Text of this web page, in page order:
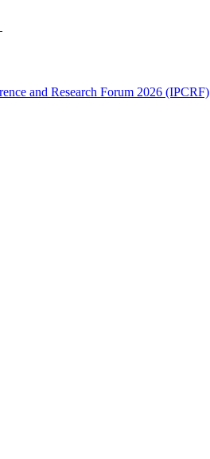
and Research Forum 2026 (IPCRF)